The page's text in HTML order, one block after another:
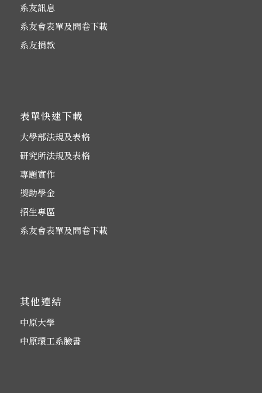
系友訊息
系友會表單及問卷下載
系友捐款
表單快速下載
大學部法規及表格
研究所法規及表格
專題實作
獎助學金
招生專區
系友會表單及問卷下載
其他連結
中原大學
中原環工系臉書